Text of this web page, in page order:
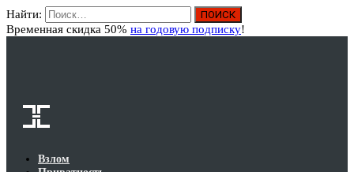
Найти:
Временная скидка 50% на годовую подписку!
Взлом